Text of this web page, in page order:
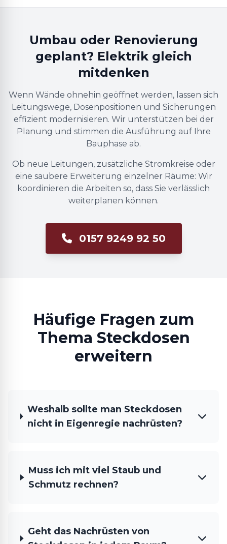
Umbau oder Renovierung
geplant? Elektrik gleich
mitdenken
Wenn Wände ohnehin geöffnet werden, lassen sich
Leitungswege, Dosenpositionen und Sicherungen
effizient modernisieren. Wir unterstützen bei der
Planung und stimmen die Ausführung auf Ihre
Bauphase ab.
Ob neue Leitungen, zusätzliche Stromkreise oder
eine saubere Erweiterung einzelner Räume: Wir
koordinieren die Arbeiten so, dass Sie verlässlich
weiterplanen können.
0157 9249 92 50
Häufige Fragen zum
Thema Steckdosen
erweitern
Weshalb sollte man Steckdosen
nicht in Eigenregie nachrüsten?
Muss ich mit viel Staub und
Schmutz rechnen?
Geht das Nachrüsten von